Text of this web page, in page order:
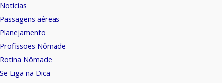
Notícias
Passagens aéreas
Planejamento
Profissões Nômade
Rotina Nômade
Se Liga na Dica